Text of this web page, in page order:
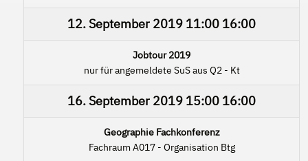
12. September 2019 11:00 16:00
Jobtour 2019
nur für angemeldete SuS aus Q2 - Kt
16. September 2019 15:00 16:00
Geographie Fachkonferenz
Fachraum A017 - Organisation Btg